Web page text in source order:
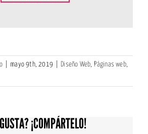
mayo 9th, 2019 Diseño Web, Páginas web,
¡COMPÁRTELO!